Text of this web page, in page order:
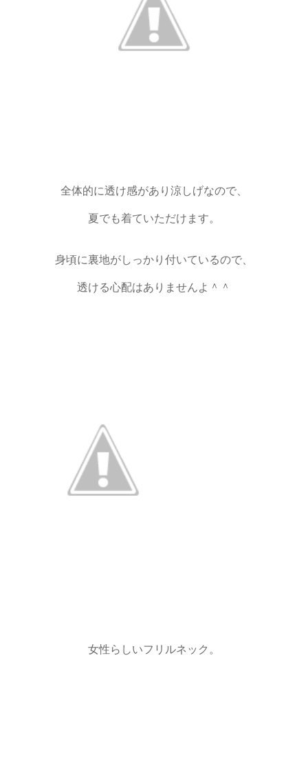
全体的に透け感があり涼しげなので、
夏でも着ていただけます。
身頃に裏地がしっかり付いているので、
透ける心配はありませんよ＾＾
女性らしいフリルネック。